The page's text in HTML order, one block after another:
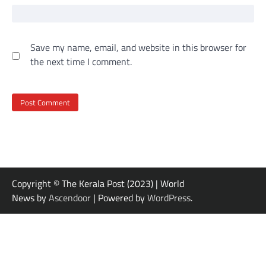
Save my name, email, and website in this browser for
the next time I comment.
Copyright © The Kerala Post (2023) | World
News byAscendoor | Powered byWordPress.